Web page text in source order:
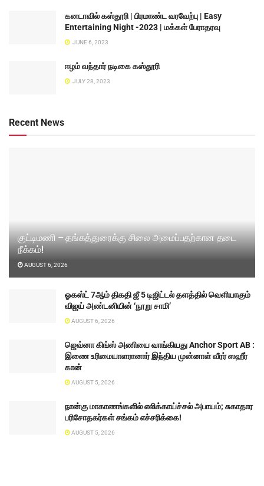
கனடாவில் கஸ்தூரி | பிரமாண்ட வரவேற்பு | Easy
Entertaining Night -2023 | மக்கள் பேராதரவு
JUNE 6, 2023
ஈழம் வந்தார் நடிகை கஸ்தூரி
JULY 28, 2023
Recent News
குட்டிமணி – தங்கத்துரைக்கு சிலை அமைப்பதற்கான தடை
நீக்கம்!
AUGUST 6, 2026
ஓகஸ்ட் 7ஆம் திகதி ஜீ 5 டிஜிட்டல் தளத்தில் வெளியாகும்
விஜய் அண்டனியின் ‘நூறு சாமி’
AUGUST 6, 2026
ஜெவ்னா கிங்ஸ் அணியை வாங்கியது Anchor Sport AB :
இணை உரிமையாளரானார் இந்திய முன்னாள் வீரர் ஸஹீர்
கான்
AUGUST 5, 2026
நான்கு மாகாணங்களில் எலிக்காய்ச்சல் அபாயம்; சுகாதார
பரிசோதகர்கள் சங்கம் எச்சரிக்கை!
AUGUST 5, 2026